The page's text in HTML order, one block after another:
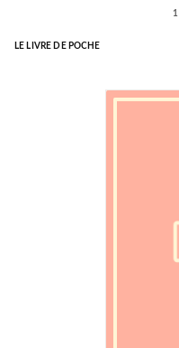
LE LIVRE DE POCHE